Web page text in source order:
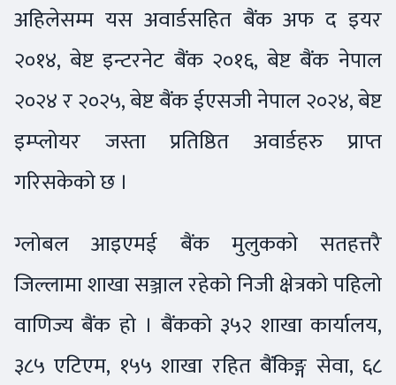
अहिलेसम्म यस अवार्डसहित बैंक अफ द इयर
२०१४, बेष्ट इन्टरनेट बैंक २०१६, बेष्ट बैंक नेपाल
२०२४ र २०२५, बेष्ट बैंक ईएसजी नेपाल २०२४, बेष्ट
इम्प्लोयर जस्ता प्रतिष्ठित अवार्डहरु प्राप्त
गरिसकेको छ ।
ग्लोबल आइएमई बैंक मुलुकको सतहत्तरै
जिल्लामा शाखा सञ्जाल रहेको निजी क्षेत्रको पहिलो
वाणिज्य बैंक हो । बैंकको ३५२ शाखा कार्यालय,
३८५ एटिएम, १५५ शाखा रहित बैंकिङ्ग सेवा, ६८